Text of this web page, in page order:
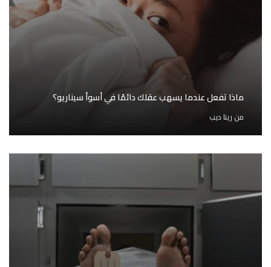
ماذا تفعل عندما يسهب عقلك دائمًا في أسوأ سيناريو؟
من رينا ديب